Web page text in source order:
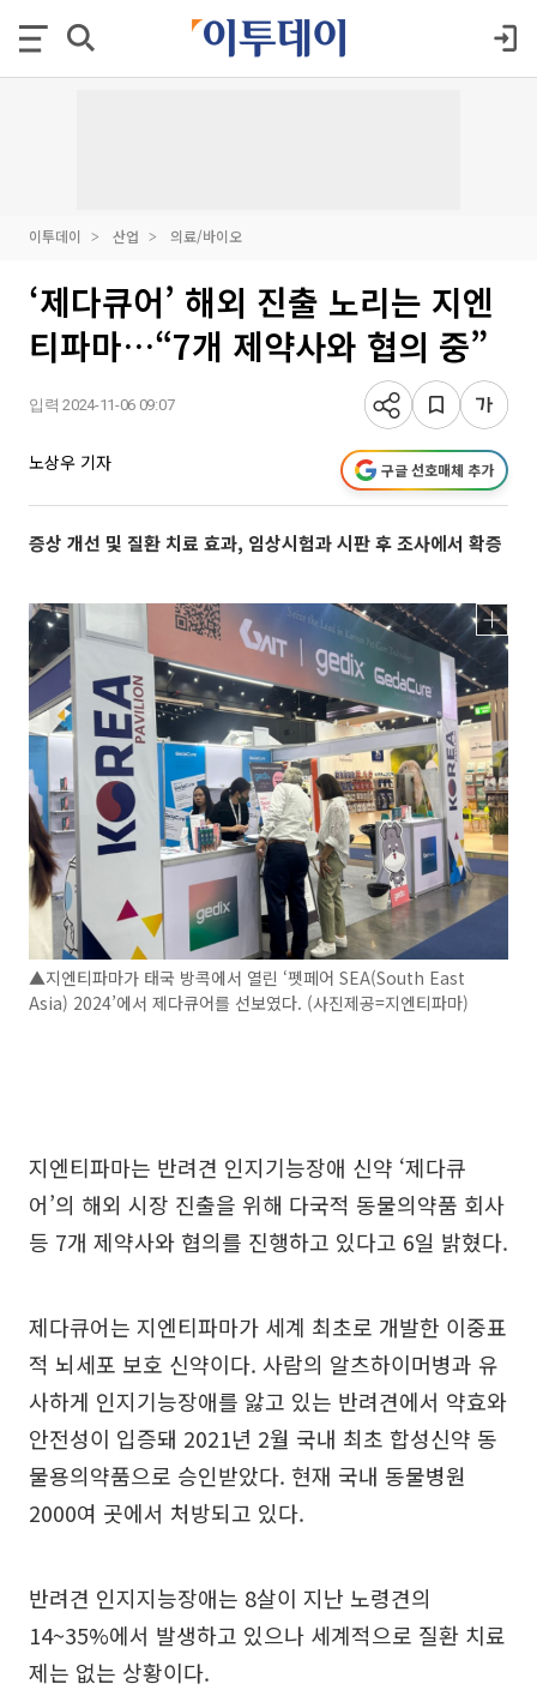
이투데이 산업 의료/바이오
‘제다큐어’ 해외 진출 노리는 지엔
티파마…“7개 제약사와 협의 중”
입력 2024-11-06 09:07
노상우 기자 구글 선호매체 추가
증상 개선 및 질환 치료 효과, 임상시험과 시판 후 조사에서 확증
▲지엔티파마가 태국 방콕에서 열린 ‘펫페어 SEA(South East
Asia) 2024’에서 제다큐어를 선보였다. (사진제공=지엔티파마)
지엔티파마는 반려견 인지기능장애 신약 ‘제다큐
어’의 해외 시장 진출을 위해 다국적 동물의약품 회사
등 7개 제약사와 협의를 진행하고 있다고 6일 밝혔다.
제다큐어는 지엔티파마가 세계 최초로 개발한 이중표
적 뇌세포 보호 신약이다. 사람의 알츠하이머병과 유
사하게 인지기능장애를 앓고 있는 반려견에서 약효와
안전성이 입증돼 2021년 2월 국내 최초 합성신약 동
물용의약품으로 승인받았다. 현재 국내 동물병원
2000여 곳에서 처방되고 있다.
반려견 인지지능장애는 8살이 지난 노령견의
14~35%에서 발생하고 있으나 세계적으로 질환 치료
제는 없는 상황이다.